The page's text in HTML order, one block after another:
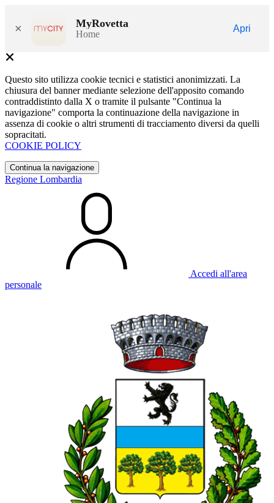
× MyRovetta
Home
Apri
Questo sito utilizza cookie tecnici e statistici anonimizzati. La
chiusura del banner mediante selezione dell'apposito comando
contraddistinto dalla X o tramite il pulsante "Continua la
navigazione" comporta la continuazione della navigazione in
assenza di cookie o altri strumenti di tracciamento diversi da quelli
sopracitati.
COOKIE POLICY
Continua la navigazione
Regione Lombardia
Accedi all'area
personale